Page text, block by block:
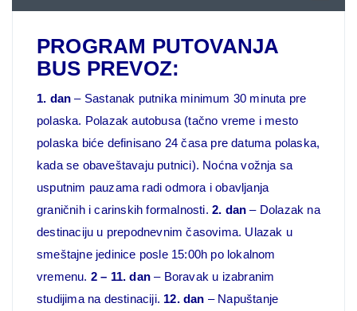
PROGRAM PUTOVANJA
BUS PREVOZ:
1. dan – Sastanak putnika minimum 30 minuta pre
polaska. Polazak autobusa (tačno vreme i mesto
polaska biće definisano 24 časa pre datuma polaska,
kada se obaveštavaju putnici). Noćna vožnja sa
usputnim pauzama radi odmora i obavljanja
graničnih i carinskih formalnosti. 2. dan – Dolazak na
destinaciju u prepodnevnim časovima. Ulazak u
smeštajne jedinice posle 15:00h po lokalnom
vremenu. 2 – 11. dan– Boravak u izabranim
studijima na destinaciji. 12. dan – Napuštanje